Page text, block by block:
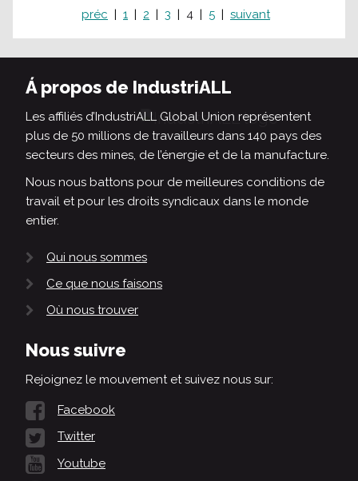
préc 1 2 3 4 5 suivant
Á propos de IndustriALL
Les affiliés d’IndustriALL Global Union représentent
plus de 50 millions de travailleurs dans 140 pays des
secteurs des mines, de l’énergie et de la manufacture.
Nous nous battons pour de meilleures conditions de
travail et pour les droits syndicaux dans le monde
entier.
Qui nous sommes
Ce que nous faisons
Où nous trouver
Nous suivre
Rejoignez le mouvement et suivez nous sur:
Facebook
Twitter
Youtube